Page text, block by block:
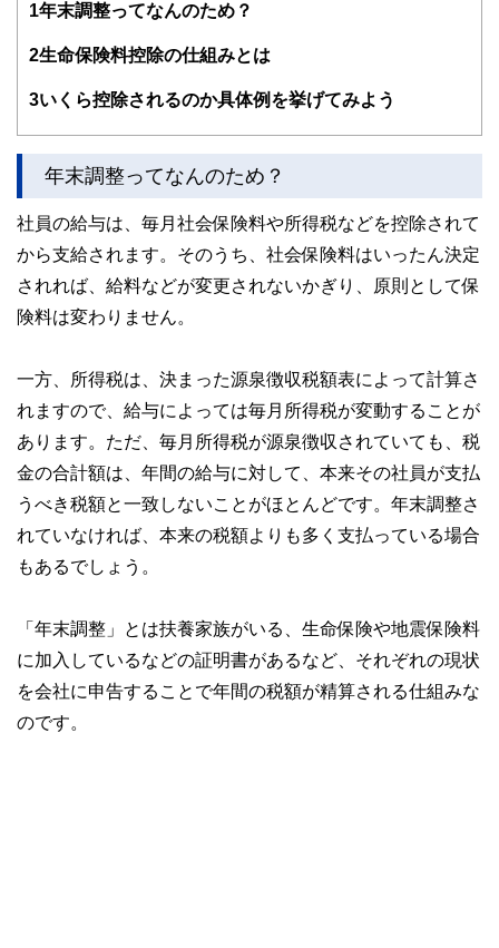
融ブックス）。「子どもにかけるお金の本」（主婦の友社）
女2人男1人の3児の母でもある。
1 年末調整ってなんのため？
2生命保険料控除の仕組みとは
3いくら控除されるのか具体例を挙げてみよう
年末調整ってなんのため？
社員の給与は、毎月社会保険料や所得税などを控除されて
から支給されます。そのうち、社会保険料はいったん決定
されれば、給料などが変更されないかぎり、原則として保
険料は変わりません。
一方、所得税は、決まった源泉徴収税額表によって計算さ
れますので、給与によっては毎月所得税が変動することが
あります。ただ、毎月所得税が源泉徴収されていても、税
金の合計額は、年間の給与に対して、本来その社員が支払
うべき税額と一致しないことがほとんどです。年末調整さ
れていなければ、本来の税額よりも多く支払っている場合
もあるでしょう。
「年末調整」とは扶養家族がいる、生命保険や地震保険料
に加入しているなどの証明書があるなど、それぞれの現状
を会社に申告することで年間の税額が精算される仕組みな
のです。